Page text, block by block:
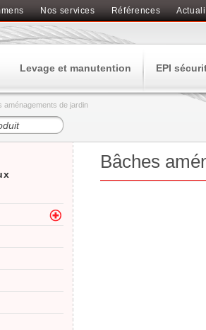
Nos services Références
Levage et manutention EPI
aménagements de jardin
Bâches